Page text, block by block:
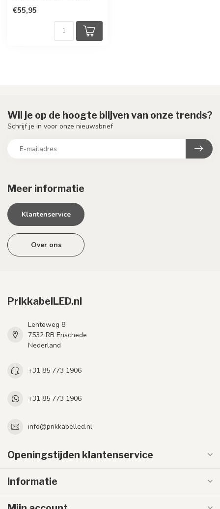
€55,95
Meer informatie
Klantenservice
Over ons
Wil je op de hoogte blijven van onze trends?
Schrijf je in voor onze nieuwsbrief
PrikkabelLED.nl
Lenteweg 8
7532 RB Enschede
Nederland
+31 85 773 1906
+31 85 773 1906
info@prikkabelled.nl
Openingstijden klantenservice
Informatie